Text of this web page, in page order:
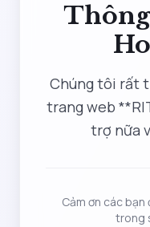
Chúng tôi rất
trang web
trợ nữa
Cảm ơn các
trong